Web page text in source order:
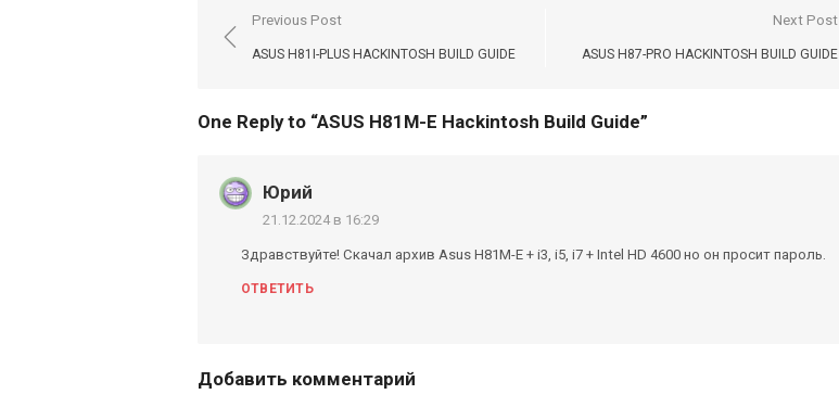
Навигация
по
Previous Post
ASUS H81I-PLUS HACKINTOSH BUILD GUIDE
Next Post
ASUS H87-PRO HACKINTOSH BUILD GUIDE
One Reply to “ASUS H81M-E Hackintosh Build Guide”
Юрий
21.12.2024 в 16:29
Здравствуйте! Скачал архив Asus H81M-E + i3, i5, i7 + Intel HD 4600 но он просит пароль.
ОТВЕТИТЬ
Добавить комментарий